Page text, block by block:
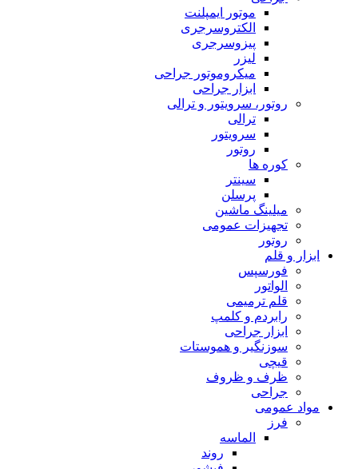
موتور ایمپلنت
الکتروسرجری
پیزوسرجری
لیزر
میکروموتور جراحی
ابزار جراحی
روتور، سرویتور و ترالی
ترالی
سرویتور
روتور
کوره ها
سینتر
پرسلن
میلینگ ماشین
تجهیزات عمومی
روتور
ابزار و قلم
فورسپس
الواتور
قلم ترمیمی
رابردم و کلمپ
ابزار جراحی
سوزنگیر و هموستات
قیچی
ظرف و ظروف
جراحی
مواد عمومی
فرز
الماسه
روند